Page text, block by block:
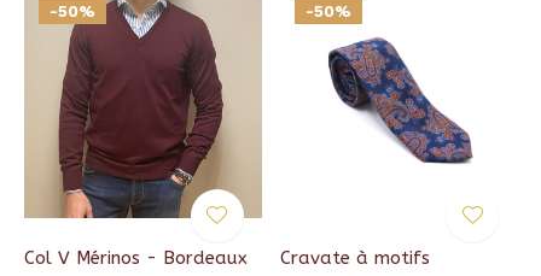
-50%
Col V Mérinos - Bordeaux
-50%
Cravate à motifs